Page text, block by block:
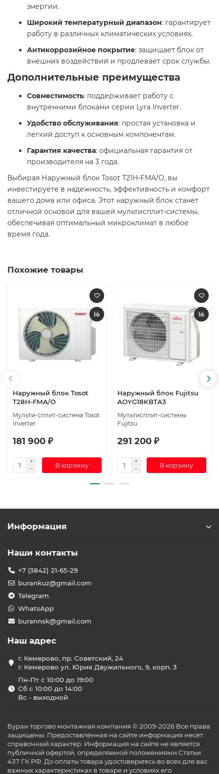
энергии.​
Широкий температурный диапазон: гарантирует
работу в различных климатических условиях.​
Антикоррозийное покрытие: защищает блок от
внешних воздействий и продлевает срок службы.​
Дополнительные преимущества
Совместимость: поддерживает работу с
внутренними блоками серии Lyra Inverter.​
Удобство обслуживания: простая установка и
легкий доступ к основным компонентам.​
Гарантия качества: официальная гарантия от
производителя на 3 года.​
Выбирая Наружный блок Tosot T21H-FMA/O, вы
инвестируете в надежность, эффективность и комфорт
вашего дома или офиса. Этот наружный блок станет
отличной основой для вашей мультисплит-системы,
обеспечивая оптимальный микроклимат в любое
время года.​
Похожие товары
Наружный блок Tosot
T28H-FMA/O
Мульти-сплит-система Tosot
Inverter
181 900 ₽
В корзину
Наружный блок Fujitsu
AOYG18KBTA3
Мультисплит-системы
Fujitsu
291 200 ₽
В корзину
Информация
Наши контакты
+7 (3842) 21-65-29
burankuz@gmail.com
Telegram
WhatsApp
burannsk@gmail.com
Наш адрес
г. Кемерово, пр. Советский, 24
г. Кемерово ул. Юрия Двужильного, 9, корп. 3
Пн-Пт с 10:00 до 19:00
Сб с 10:00 до 14:00
Вс - выходной
Буран торгово монтажная компания © 2009-2026 Все права
защищены. Предоставленная на сайте информация несёт
справочный характер. Информация на сайте не является
публичной офертой, определяемой положениями Статьи
437 ГК РФ. До оплаты товара удостоверьтесь во всех для вас
важных характеристиках в товаре и условиях его